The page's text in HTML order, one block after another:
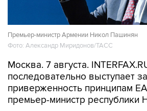
Премьер-министр Армении Никол Пашинян
Фото: Александр Миридонов/ТАСС
Москва. 7 августа.
последовательно выступает за
приверженность принципам
премьер-министр республики